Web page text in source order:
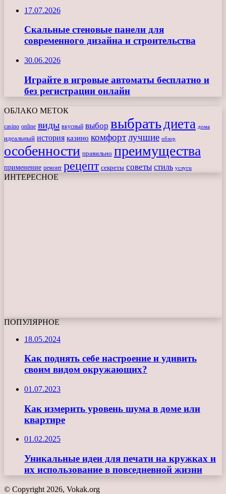
17.07.2026
Скальные стеновые панели для
современного дизайна и строительства
30.06.2026
Играйте в игровые автоматы бесплатно и
без регистрации онлайн
ОБЛАКО МЕТОК
casino online виды вкусный выбор выбрать диета дома
идеальный история казино комфортлучшие обзор
особенности правильно преимущества
применение ремонт рецепт секреты советы стиль услуги
ИНТЕРЕСНОЕ
ПОПУЛЯРНОЕ
18.05.2024
Как поднять себе настроение и удивить
своим видом окружающих?
01.07.2023
Как измерить уровень шума в доме или
квартире
01.02.2025
Уникальные идеи для печати на кружках и
их использование в повседневной жизни
© Copyright 2026, Vokak.org